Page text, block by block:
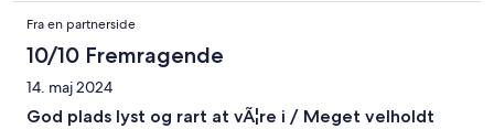
Fra en partnerside
10/10 Fremragende
14. maj 2024
God plads lyst og rart at vÃ¦re i / Meget velholdt